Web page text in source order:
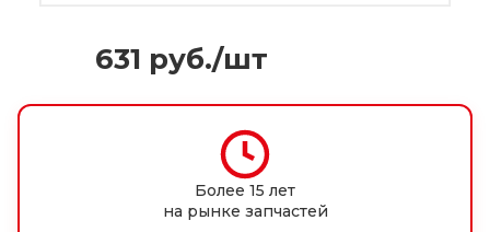
631 руб./шт
Более 15 лет
на рынке запчастей